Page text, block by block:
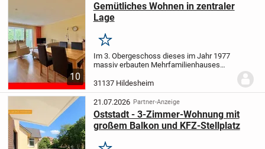
10
Gemütliches Wohnen in zentraler
Lage
Merken
Im 3. Obergeschoss dieses im Jahr 1977
massiv erbauten Mehrfamilienhauses
Wohnung, welche durch die gefragte und
zentrale Lage im Hildesheimer Bockfeld
besticht....
31137 Hildesheim
21.07.2026 Partner-Anzeige
Oststadt - 3-Zimmer-Wohnung mit
großem Balkon und KFZ-Stellplatz